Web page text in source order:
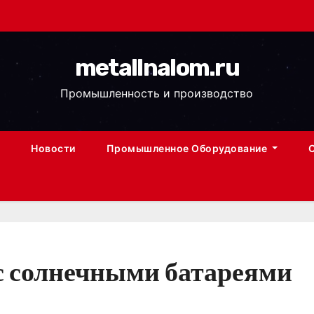
metallnalom.ru
Промышленность и производство
Новости Промышленное Оборудование
солнечными батареями